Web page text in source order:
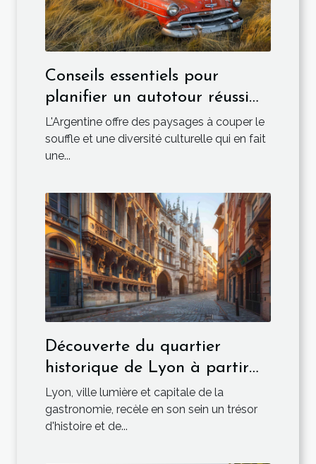
Conseils essentiels pour
planifier un autotour réussi
en Argentine
L'Argentine offre des paysages à couper le
souffle et une diversité culturelle qui en fait
une...
Découverte du quartier
historique de Lyon à partir
de la Maison du Marais
Lyon, ville lumière et capitale de la
gastronomie, recèle en son sein un trésor
d'histoire et de...